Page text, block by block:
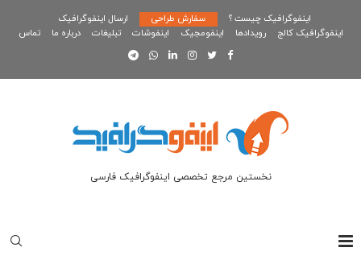
اینفوگرافیک چیست ؟ سفارش طراحی
ارسال اینفوگرافیک
اینفوگرافیک کالج
رویدادها اینفومجیک اینفوشات تبلیغات درباره ما تماس
نخستین مرجع تخصصی اینفوگرافیک فارسی